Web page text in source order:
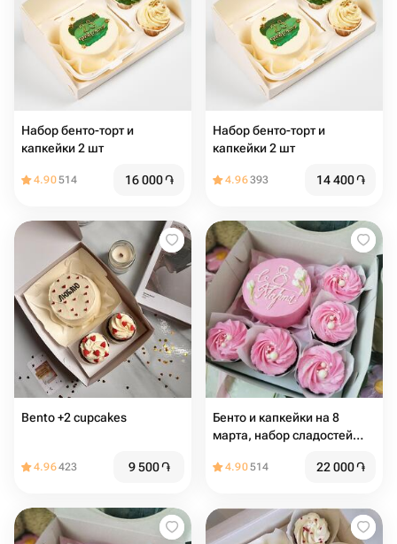
Набор бенто-торт и
капкейки 2 шт
4.90514 16 000֏
Набор бенто-торт и
капкейки 2 шт
4.96393 14 400֏
Bento +2 cupcakes
4.96423 9 500֏
Бенто и капкейки на 8
марта, набор сладостей
бабушке
4.90514 22 000֏